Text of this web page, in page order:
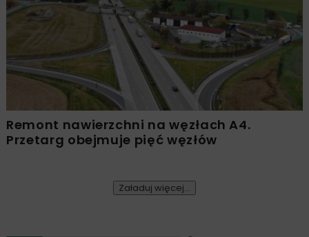
Remont nawierzchni na węzłach A4.
Przetarg obejmuje pięć węzłów
Załaduj więcej...